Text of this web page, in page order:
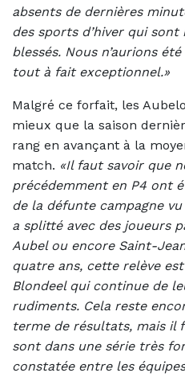
absents de dernières
des sports d’hiver qui
blessés. Nous n’aurions
tout à fait exceptionnel.»
Malgré ce forfait, les
mieux que la saison
rang en avançant à la
match. «Il faut savoir que
précédemment en P4 ont
de la défunte campagne vu
a splitté avec des joueurs
Aubel ou encore Saint-
quatre ans, cette relève
Blondeel qui continue de
rudiments. Cela reste
terme de résultats, mais il
sont dans une série très
constatée entre les